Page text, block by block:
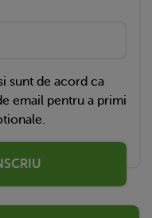
sunt de acord ca
email pentru a primi